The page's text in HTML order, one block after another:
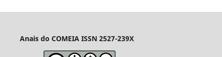
Anais do COMEIA ISSN 2527-239X